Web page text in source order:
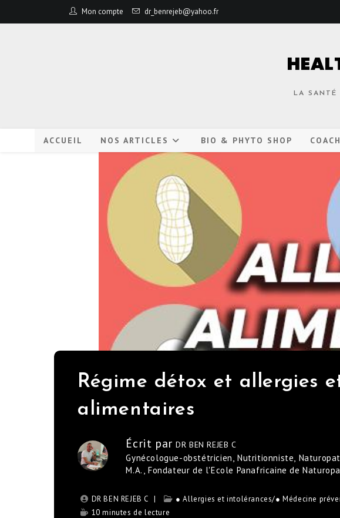
Mon compte dr_benrejeb@yahoo.fr
LA SANTÉ
ACCUEIL NOS ARTICLES BIO & PHYTO SHOP
Régime détox et allergies
alimentaires
Écrit parDR BEN REJEB C
Gynécologue-obstétricien, Nutritionniste,
M.A., Fondateur de l'Ecole Panafricaine de
DR BEN REJEB C ● Allergies et intolérances/● Médecine
10 minutes de lecture